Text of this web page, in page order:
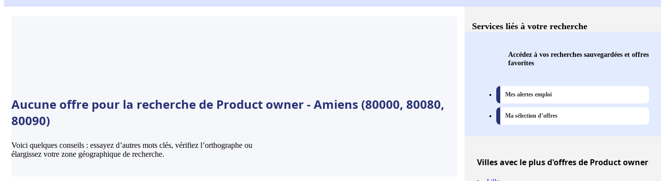
Aucune offre pour la recherche de Product owner - Amiens (80000, 80080,
80090)
Voici quelques conseils : essayez d’autres mots clés, vérifiez l’orthographe ou
élargissez votre zone géographique de recherche.
Services liés à votre recherche
Accédez à vos recherches sauvegardées et offres
favorites
Mes alertes emploi
Ma sélection d’offres
Villesavec le plus d'offres de Product owner